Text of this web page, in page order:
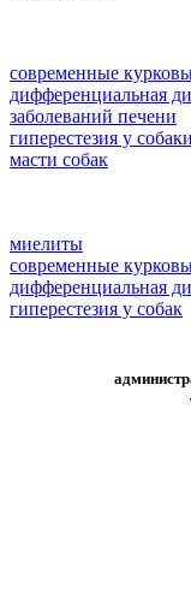
современные
дифференциальная
заболеваний печени
гиперестезия у
масти собак
миелиты
современные
дифференциальная
гиперестезия у собак